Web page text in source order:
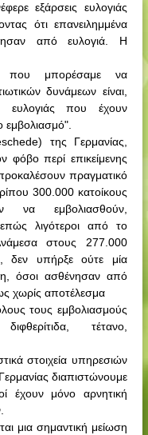
εξάρσεις ευλογιάς
ότι επανειλημμένα
από ευλογιά. Η
που μπορέσαμε να
δυνάμεων είναι,
ευλογιάς που έχουν
) της Γερμανίας,
φόβο περί επικείμενης
πραγματικό
300.000 κατοίκους
να εμβολιασθούν,
λιγότεροι από το
στους 277.000
δεν υπήρξε ούτε μία
όσοι ασθένησαν από
χωρίς αποτέλεσμα
τους εμβολιασμούς
τέτανο,
στοιχεία υπηρεσιών
διαπιστώνουμε
έχουν μόνο αρνητική
μια σημαντική μείωση